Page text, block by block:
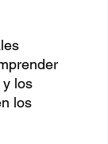
y los
los